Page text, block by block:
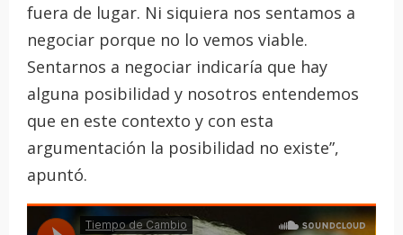
fuera de lugar. Ni siquiera nos sentamos a
negociar porque no lo vemos viable.
Sentarnos a negociar indicaría que hay
alguna posibilidad y nosotros entendemos
que en este contexto y con esta
argumentación la posibilidad no existe”,
apuntó.